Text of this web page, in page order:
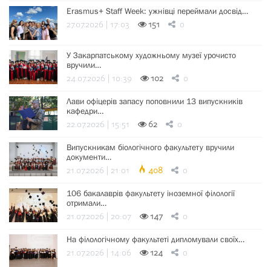
Erasmus+ Staff Week: ужнівці переймали досвід…
27.07.2026 | 17:03 151 0
У Закарпатському художньому музеї урочисто
вручили…
24.07.2026 | 10:39 102 0
Лави офіцерів запасу поповнили 13 випускників
кафедри…
22.07.2026 | 15:51 62 0
Випускникам біологічного факультету вручили
документи…
21.07.2026 | 21:01 408 0
106 бакалаврів факультету іноземної філології
отримали…
21.07.2026 | 20:07 147 0
На філологічному факультеті дипломували своїх…
21.07.2026 | 14:06 124 0